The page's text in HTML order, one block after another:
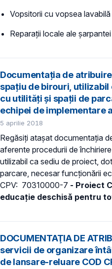
Vopsitorii cu vopsea
Reparații locale ale
Documentația de
spațiu de birouri,
cu utilități și spații de
echipei de implementare
5 aprilie 2018
Regăsiți atașat documentația
aferente procedurii de
utilizabil ca sediu de proiect,
parcare, necesar funcționării
CPV: 70310000-7 - Proiect
educație deschisă pentru
DOCUMENTAŢIA DE
servicii de organizare
de lansare-reluare COD